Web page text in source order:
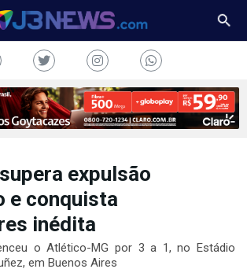
expulsão
e conquista
inédita
o Atlético-MG por 3 a 1, no Estádio
em Buenos Aires